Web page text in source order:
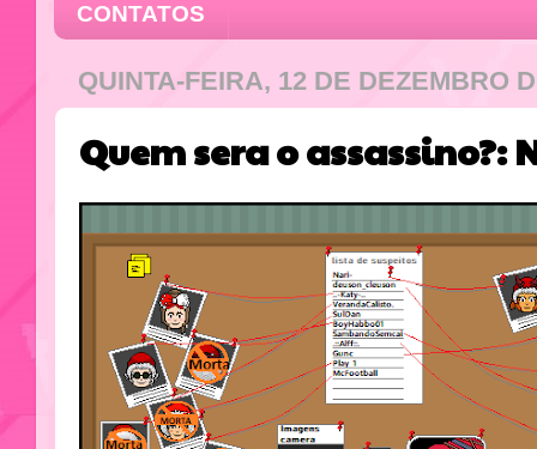
CONTATOS
QUINTA-FEIRA, 12 DE DEZEMBRO
Quem sera o